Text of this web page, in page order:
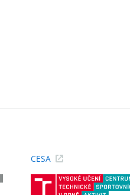
(externí
CESA